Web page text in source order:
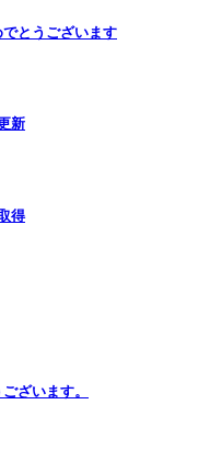
とうございます
新
得
ざいます。